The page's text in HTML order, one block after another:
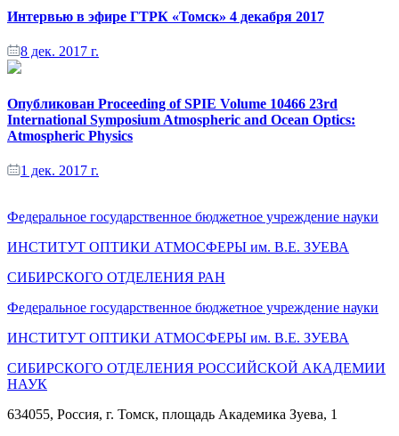
Интервью в эфире ГТРК «Томск» 4 декабря 2017
8 дек. 2017 г.
Опубликован Proceeding of SPIE Volume 10466 23rd
International Symposium Atmospheric and Ocean Optics:
Atmospheric Physics
1 дек. 2017 г.
Федеральное государственное бюджетное учреждение науки
ИНСТИТУТ ОПТИКИ АТМОСФЕРЫ им. В.Е. ЗУЕВА
СИБИРСКОГО ОТДЕЛЕНИЯ РАН
Федеральное государственное бюджетное учреждение науки
ИНСТИТУТ ОПТИКИ АТМОСФЕРЫ им. В.Е. ЗУЕВА
СИБИРСКОГО ОТДЕЛЕНИЯ РОССИЙСКОЙ АКАДЕМИИ
НАУК
634055, Россия, г. Томск, площадь Академика Зуева, 1